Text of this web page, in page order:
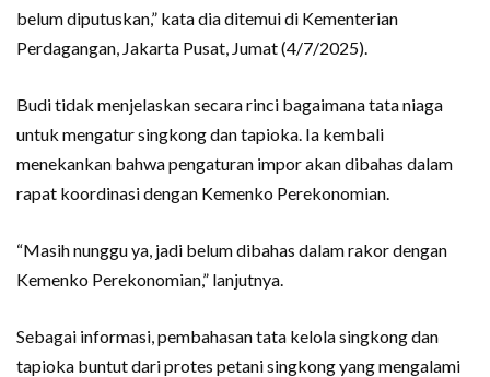
belum diputuskan,” kata dia ditemui di Kementerian
Perdagangan, Jakarta Pusat, Jumat (4/7/2025).
Budi tidak menjelaskan secara rinci bagaimana tata niaga
untuk mengatur singkong dan tapioka. Ia kembali
menekankan bahwa pengaturan impor akan dibahas dalam
rapat koordinasi dengan Kemenko Perekonomian.
“Masih nunggu ya, jadi belum dibahas dalam rakor dengan
Kemenko Perekonomian,” lanjutnya.
Sebagai informasi, pembahasan tata kelola singkong dan
tapioka buntut dari protes petani singkong yang mengalami